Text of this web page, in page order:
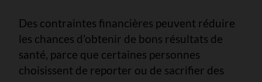
Des contraintes financières peuvent réduire
les chances d’obtenir de bons résultats de
santé, parce que certaines personnes
choisissent de reporter ou de sacrifier des